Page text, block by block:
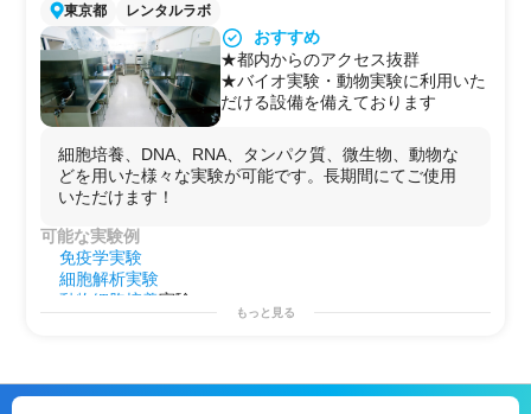
ます。
【納期目安】
サンプルの量やデータ量などによっ
て異なりますので、まずはお問合せ
ください。
リードが得られたことが報告されて
います。リードが少ない場合や、ゲ
ノムが複雑でアセンブリが困難な場
合などに特に力を発揮する技術で
【シーケンス適応範囲】
Nanopore sequencerではDNAを対
ることから、発現量解析による
解析などを行うことも可能です。ま
東京都 レンタルラボ
おすすめ
★都内からのアクセス抜群
★バイオ実験・動物実験に利用いた
だける設備を備えております
細胞培養、DNA、RNA、タンパク質、微生物、動物な
どを用いた様々な実験が可能です。長期間にてご使用
いただけます！
可能な実験例
免疫学実験
細胞解析実験
動物細胞培養実験
遺伝子解析実験
もっと見る